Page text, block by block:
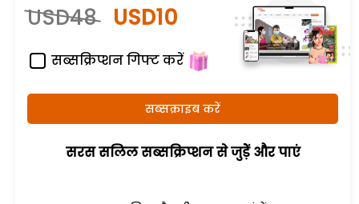
USD48 USD10
सब्सक्रिप्शन गिफ्ट करें
सब्सक्राइब करें
सरस सलिल सब्सक्रिप्शन से जुड़ेें और पाएं